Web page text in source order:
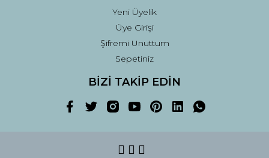
Yeni Üyelik
Üye Girişi
Şifremi Unuttum
Sepetiniz
BİZİ TAKİP EDİN